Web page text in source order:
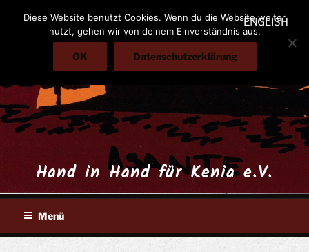
Inhalt
Hand in Hand für Kenia e.V.
ENGLISH
Menü
Diese Website benutzt Cookies. Wenn du die Website weiter
nutzt, gehen wir von deinem Einverständnis aus.
OK Datenschutzerklärung